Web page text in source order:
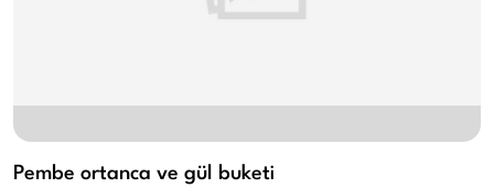
Pembe ortanca ve gül buketi